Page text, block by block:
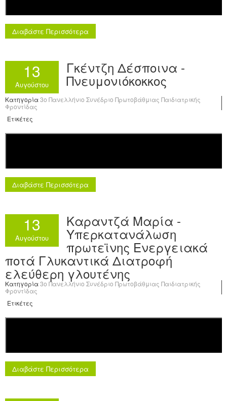
Διαβάστε Περισσότερα
13
Αυγούστου
Γκέντζη Δέσποινα -
Πνευμονιόκοκκος
Κατηγορία3o Πανελλήνιο Συνέδριο Πρωτοβάθμιας Παιδιατρικής
Φροντίδας
Ετικέτες
Διαβάστε Περισσότερα
13
Αυγούστου
Καραντζά Μαρία -
Υπερκατανάλωση
πρωτεϊνης Ενεργειακά
ποτά Γλυκαντικά Διατροφή
ελεύθερη γλουτένης
Κατηγορία3o Πανελλήνιο Συνέδριο Πρωτοβάθμιας Παιδιατρικής
Φροντίδας
Ετικέτες
Διαβάστε Περισσότερα